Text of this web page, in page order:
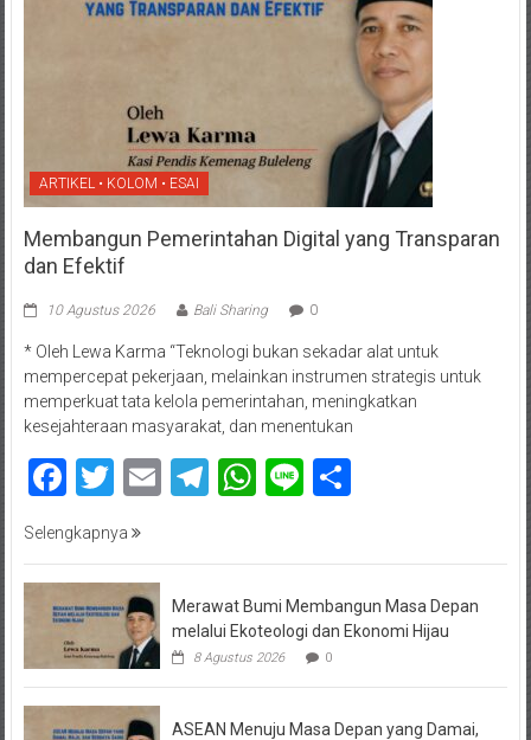
ARTIKEL • KOLOM • ESAI
Membangun Pemerintahan Digital yang Transparan
dan Efektif
10 Agustus 2026 Bali Sharing 0
* Oleh Lewa Karma “Teknologi bukan sekadar alat untuk
mempercepat pekerjaan, melainkan instrumen strategis untuk
memperkuat tata kelola pemerintahan, meningkatkan
kesejahteraan masyarakat, dan menentukan
Facebook
Twitter
EmailTelegram
WhatsApp
LineShare
Selengkapnya
Merawat Bumi Membangun Masa Depan
melalui Ekoteologi dan Ekonomi Hijau
8 Agustus 2026 0
ASEAN Menuju Masa Depan yang Damai,